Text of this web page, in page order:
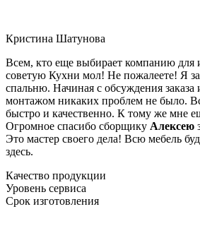
Кристина Шатунова
Всем, кто еще выбирает компанию для
советую Кухни мол! Не пожалеете! Я
спальню. Начиная с обсуждения заказа
монтажом никаких проблем не было.
быстро и качественно. К тому же мне
Огромное спасибо сборщику Алексею
Это мастер своего дела! Всю мебель
здесь.
Качество продукции
Уровень сервиса
Срок изготовления